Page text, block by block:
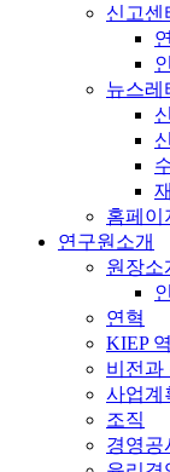
신고센
뉴스레
홈페이
연구원소개
원장소
연혁
KIEP
비전과
사업계
조직
경영공